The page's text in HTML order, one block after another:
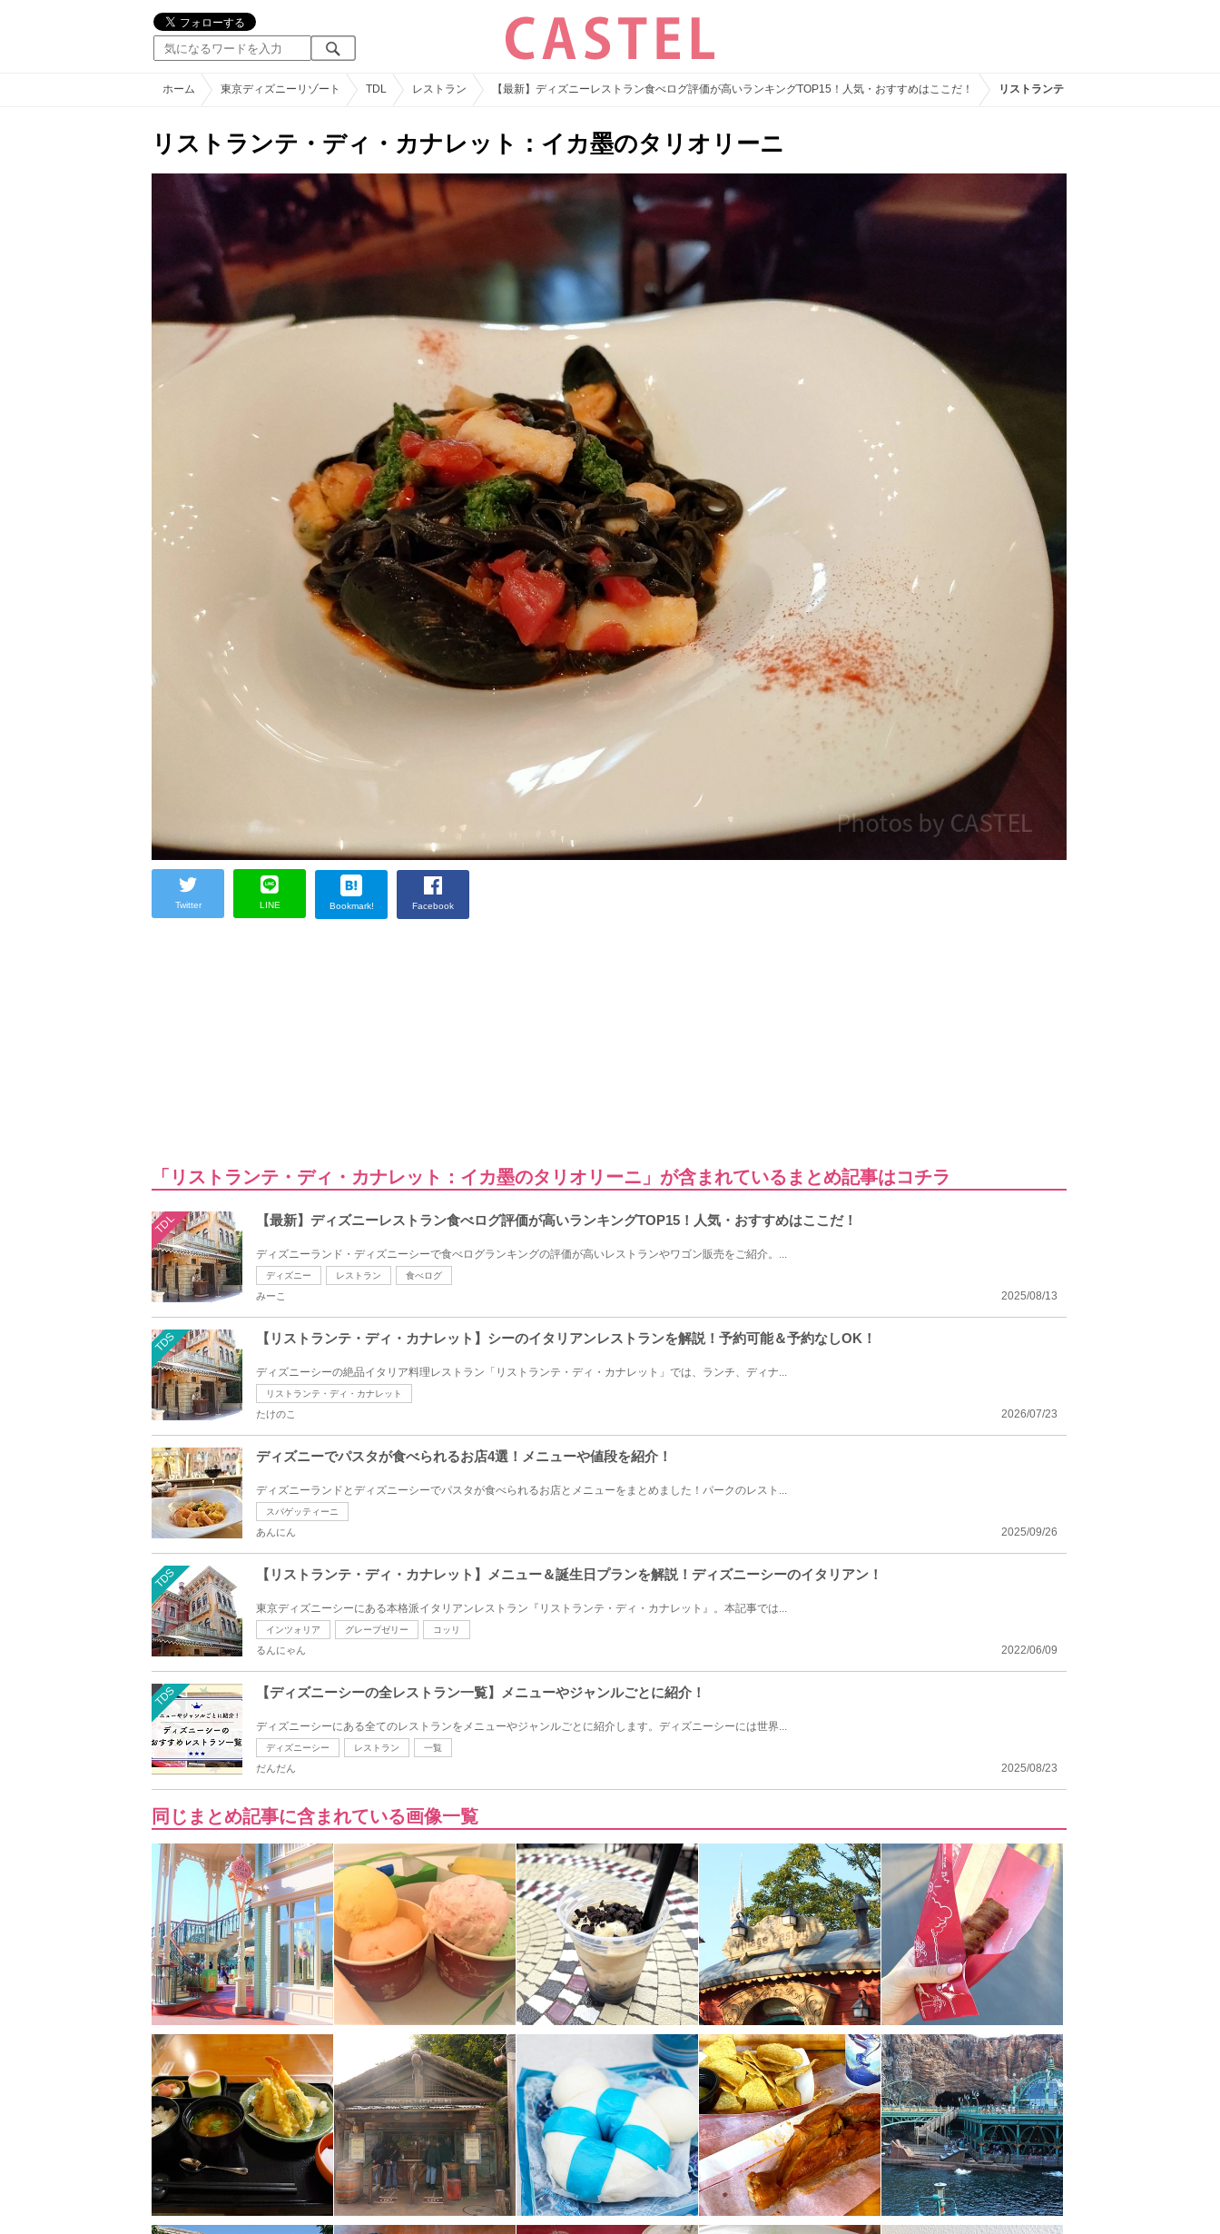
ホーム 東京ディズニーリゾート TDL レストラン 【最新】ディズニーレストラン食べログ評価が高いランキングTOP15！人気・おすすめはここだ！ リストランテ・ディ・カナレット：イカ墨
リストランテ・ディ・カナレット：イカ墨のタリオリーニ
Twitter LINE Bookmark! Facebook
「リストランテ・ディ・カナレット：イカ墨のタリオリーニ」が含まれているまとめ記事はコチラ
TDL 【最新】ディズニーレストラン食べログ評価が高いランキングTOP15！人気・おすすめはここだ！
ディズニーランド・ディズニーシーで食べログランキングの評価が高いレストランやワゴン販売をご紹介。...
ディズニー レストラン 食べログ
2025/08/13
みーこ
TDS 【リストランテ・ディ・カナレット】シーのイタリアンレストランを解説！予約可能＆予約なしOK！
ディズニーシーの絶品イタリア料理レストラン「リストランテ・ディ・カナレット」では、ランチ、ディナ...
リストランテ・ディ・カナレット
2026/07/23
たけのこ
ディズニーでパスタが食べられるお店4選！メニューや値段を紹介！
ディズニーランドとディズニーシーでパスタが食べられるお店とメニューをまとめました！パークのレスト...
スパゲッティーニ
2025/09/26
あんにん
TDS 【リストランテ・ディ・カナレット】メニュー＆誕生日プランを解説！ディズニーシーのイタリアン！
東京ディズニーシーにある本格派イタリアンレストラン『リストランテ・ディ・カナレット』。本記事では...
インツォリア グレープゼリー コッリ
2022/06/09
るんにゃん
TDS 【ディズニーシーの全レストラン一覧】メニューやジャンルごとに紹介！
ディズニーシーにある全てのレストランをメニューやジャンルごとに紹介します。ディズニーシーには世界...
ディズニーシー レストラン 一覧
2025/08/23
だんだん
同じまとめ記事に含まれている画像一覧